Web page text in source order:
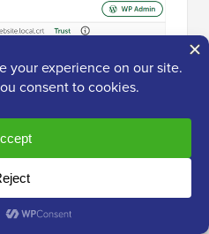
Playground zum
Plugins und mehr